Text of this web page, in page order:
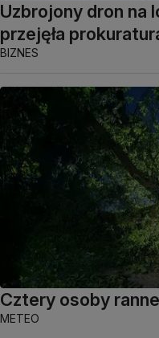
Uzbrojony dron na
przejęła
BIZNES
Cztery osoby
METEO